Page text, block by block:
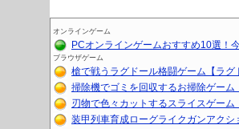
オンラインゲーム
PCオンラインゲームおすすめ10選！
ブラウザゲーム
槍で戦うラグドール格闘ゲーム【ラ
掃除機でゴミを回収するお掃除ゲー
刃物で色々カットするスライスゲー
装甲列車育成ローグライクガンアク